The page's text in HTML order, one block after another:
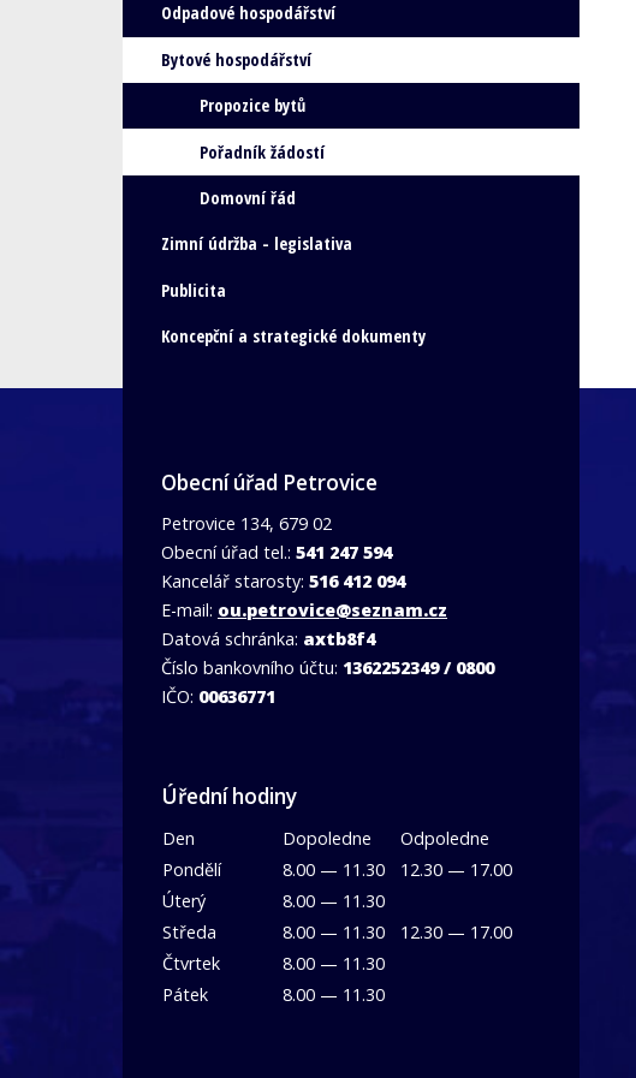
Odpadové hospodářství
Bytové hospodářství
Propozice bytů
Pořadník žádostí
Domovní řád
Zimní údržba - legislativa
Publicita
Koncepční a strategické dokumenty
Obecní úřad Petrovice
Petrovice 134, 679 02
Obecní úřad tel.: 541 247 594
Kancelář starosty: 516 412 094
E-mail: ou.petrovice@seznam.cz
Datová schránka: axtb8f4
Číslo bankovního účtu: 1362252349 / 0800
IČO: 00636771
Úřední hodiny
Den Dopoledne
Odpoledne
Pondělí
8.00 — 11.30
12.30 — 17.00
Úterý
8.00 — 11.30
Středa
8.00 — 11.30
12.30 — 17.00
Čtvrtek
8.00 — 11.30
Pátek
8.00 — 11.30